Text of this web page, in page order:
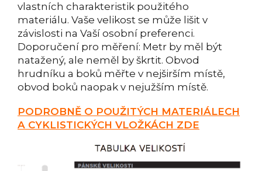
vlastních charakteristik použitého
materiálu. Vaše velikost se může lišit v
závislosti na Vaší osobní preferenci.
Doporučení pro měření: Metr by měl být
natažený, ale neměl by škrtit. Obvod
hrudníku a boků měřte v nejširším místě,
obvod boků naopak v nejužším místě.
PODROBNĚ O POUŽITÝCH MATERIÁLECH
A CYKLISTICKÝCH VLOŽKÁCH ZDE